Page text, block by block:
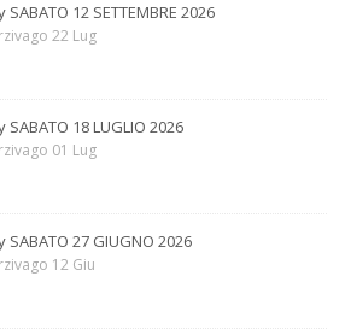
12 SETTEMBRE 2026
22 Lug
18 LUGLIO 2026
01 Lug
SABATO 27 GIUGNO 2026
12 Giu